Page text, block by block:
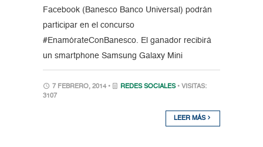
Facebook (Banesco Banco Universal) podrán
participar en el concurso
#EnamórateConBanesco. El ganador recibirá
un smartphone Samsung Galaxy Mini
7 FEBRERO, 2014 • REDES SOCIALES • VISITAS:
3107
LEER MÁS